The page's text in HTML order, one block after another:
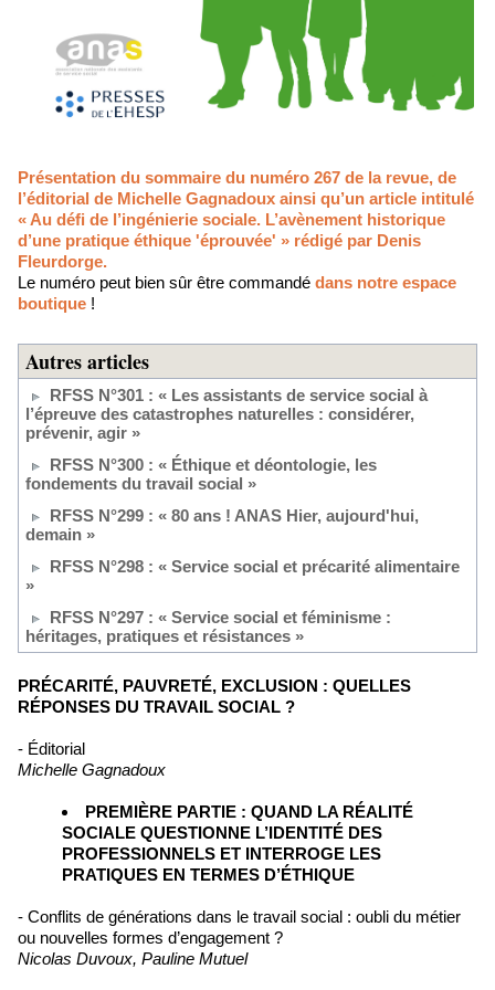
Présentation du sommaire du numéro 267 de la revue, de
l’éditorial de Michelle Gagnadoux ainsi qu’un article intitulé
« Au défi de l’ingénierie sociale. L’avènement historique
d’une pratique éthique 'éprouvée' » rédigé par Denis
Fleurdorge.
Le numéro peut bien sûr être commandé dans notre espace
boutique !
Autres articles
RFSS N°301 : « Les assistants de service social à
l’épreuve des catastrophes naturelles : considérer,
prévenir, agir »
RFSS N°300 : « Éthique et déontologie, les
fondements du travail social »
RFSS N°299 : « 80 ans ! ANAS Hier, aujourd'hui,
demain »
RFSS N°298 : « Service social et précarité alimentaire
»
RFSS N°297 : « Service social et féminisme :
héritages, pratiques et résistances »
PRÉCARITÉ, PAUVRETÉ, EXCLUSION : QUELLES
RÉPONSES DU TRAVAIL SOCIAL ?
- Éditorial
Michelle Gagnadoux
PREMIÈRE PARTIE : QUAND LA RÉALITÉ
SOCIALE QUESTIONNE L’IDENTITÉ DES
PROFESSIONNELS ET INTERROGE LES
PRATIQUES EN TERMES D’ÉTHIQUE
- Conflits de générations dans le travail social : oubli du métier
ou nouvelles formes d’engagement ?
Nicolas Duvoux, Pauline Mutuel